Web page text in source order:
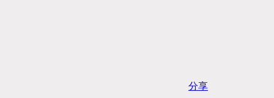
分享